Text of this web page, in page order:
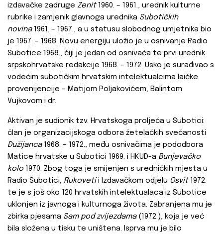
izdavačke zadruge Zenit1960. – 1961., urednik kulturne
rubrike i zamjenik glavnoga urednika Subotičkih
novina1961. – 1967., a u statusu slobodnog umjetnika bio
je 1967. – 1968. Novu energiju uložio je u osnivanje Radio
Subotice 1968., čiji je jedan od osnivača te prvi urednik
srpskohrvatske redakcije 1968. – 1972. Usko je surađivao s
vodećim subotičkim hrvatskim intelektualcima laičke
provenijencije – Matijom Poljakovićem, Balintom
Vujkovom i dr.
Aktivan je sudionik tzv. Hrvatskoga proljeća u Subotici:
član je organizacijskoga odbora žetelačkih svečanosti
Dužijanca1968. – 1972., među osnivačima je pododbora
Matice hrvatske u Subotici 1969. i HKUD-a Bunjevačko
kolo 1970. Zbog toga je smijenjen s uredničkih mjesta u
Radio Subotici, Rukovetii Izdavačkom odjelu Osvit1972.
te je s još oko 120 hrvatskih intelektualaca iz Subotice
uklonjen iz javnoga i kulturnoga života. Zabranjena mu je
zbirka pjesama Sam pod zvijezdama (1972.), koja je već
bila složena u tisku te uništena. Isprva mu je bilo